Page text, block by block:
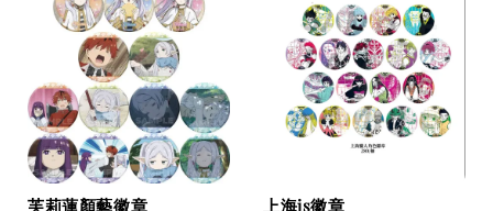
芙莉蓮顏藝徽章 上海js徽章